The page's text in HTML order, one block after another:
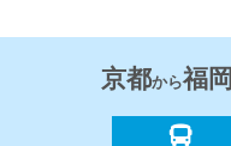
京都から福岡